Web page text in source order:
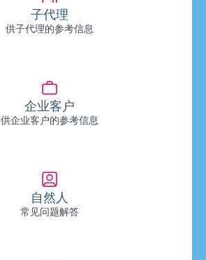
子代理
供子代理的参考信息
企业客户
供企业客户的参考信息
自然人
常见问题解答